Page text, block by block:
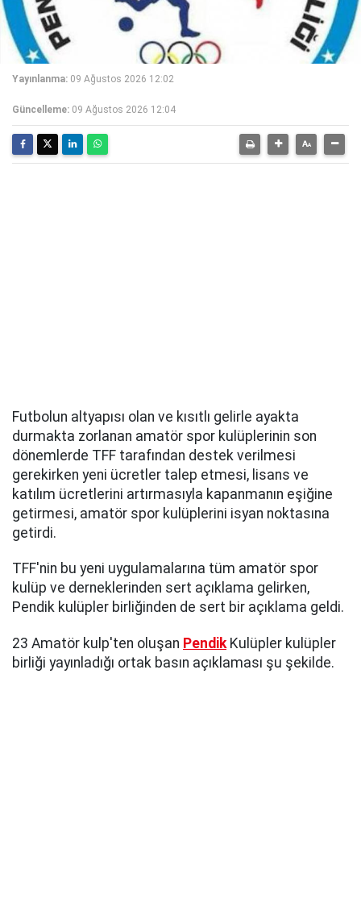
Yayınlanma: 09 Ağustos 2026 12:02
Güncelleme: 09 Ağustos 2026 12:04
Futbolun altyapısı olan ve kısıtlı gelirle ayakta
durmakta zorlanan amatör spor kulüplerinin son
dönemlerde TFF tarafından destek verilmesi
gerekirken yeni ücretler talep etmesi, lisans ve
katılım ücretlerini artırmasıyla kapanmanın eşiğine
getirmesi, amatör spor kulüplerini isyan noktasına
getirdi.
TFF'nin bu yeni uygulamalarına tüm amatör spor
kulüp ve derneklerinden sert açıklama gelirken,
Pendik kulüpler birliğinden de sert bir açıklama geldi.
23 Amatör kulp'ten oluşan PendikKulüpler kulüpler
birliği yayınladığı ortak basın açıklaması şu şekilde.